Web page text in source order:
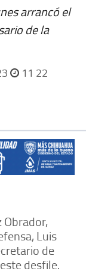
arrancó el
de la
11 22
Luis
de
desfile.